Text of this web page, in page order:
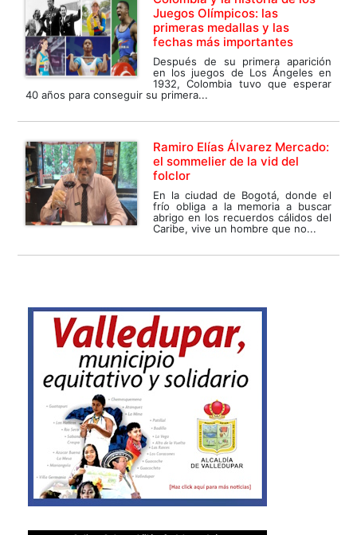
Juegos Olímpicos: las
primeras medallas y las
fechas más importantes
Después de su primera aparición
en los juegos de Los Ángeles en
1932, Colombia tuvo que esperar
40 años para conseguir su primera...
Ramiro Elías Álvarez Mercado:
el sommelier de la vid del
folclor
En la ciudad de Bogotá, donde el
frío obliga a la memoria a buscar
abrigo en los recuerdos cálidos del
Caribe, vive un hombre que no...